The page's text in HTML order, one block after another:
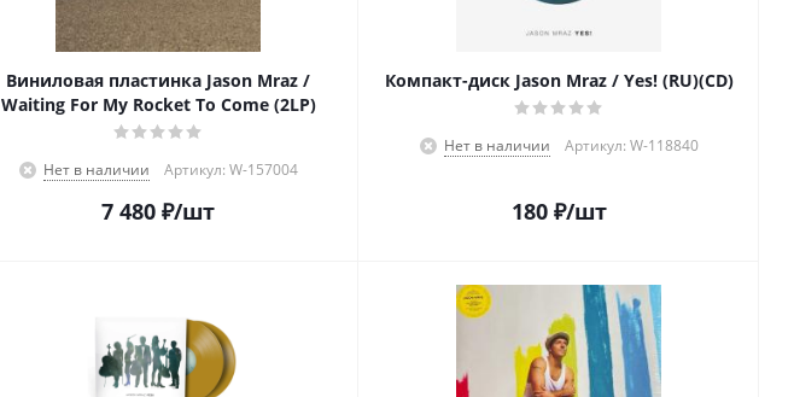
Виниловая пластинка Jason Mraz /
Waiting For My Rocket To Come (2LP)
Нет в наличии Артикул: W-157004
7 480 ₽/шт
Компакт-диск Jason Mraz / Yes! (RU)(CD)
Нет в наличии Артикул: W-118840
180₽/шт